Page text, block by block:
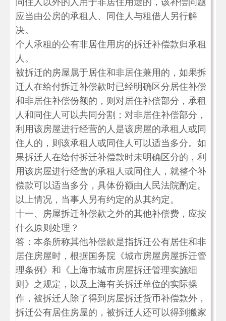
同住人以外的人用于非居住用途的，该补偿问题
应当由公房的承租人、同住人与租借人另行解
决。
个人承租的公有非居住用房的拆迁补偿款归承租
人。
被拆迁的房屋属于居住和非居住兼用的，如果拆
迁人在给付拆迁补偿款时已经明确区分居住补偿
和非居住补偿份额的，则对居住补偿部分，承租
人和同住人可以共同分割；对非居住补偿部分，
利用该房屋进行经营的人是该房屋的承租人或同
住人的，则该承租人或同住人可以适当多分。如
果拆迁人在给付拆迁补偿款时未明确区分的，利
用该房屋进行经营的承租人或同住人，就整个补
偿款可以适当多分，具体份额由人民法院酌定。
以上情况，当事人另有约定的从其约定。
十一、房屋拆迁补偿款之外的其他补偿费，应按
什么原则处理？
答：本条所称其他补偿款是指拆迁公有居住和非
居住房屋时，根据国务院《城市房屋房屋拆迁管
理条例》和《上海市城市房屋拆迁管理实施细
则》之规定，以及上海有关拆迁单位的实际操
作，被拆迁人除了得到房屋拆迁货币补偿款外，
拆迁公有居住房屋的，被拆迁人还可以得到搬家